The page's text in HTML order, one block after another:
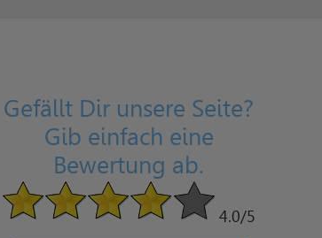
Gefällt Dir unsere Seite?
Gib einfach eine
Bewertung ab.
4.0/5